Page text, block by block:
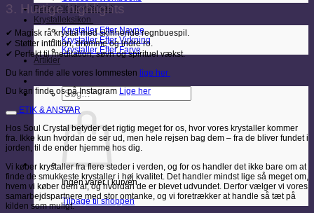
Personligt krystalsæt
Krystalleksikon
Krystaller Efter Navne
Krystaller Efter Virkning
Krystaller Efter Farve
Artikler
Søg
efter:
Ingen varer i kurven.
Tilbage til shoppen
3. Hurtige highlights
✔ Magisk rå krystal med skinnende regnbuespil.
✔ Støtter intuition, drømme og indre ro.
✔ Perfekt til meditation, søvn og spirituel vækst.
Du kan finde alle vores lommesten lige her
Du kan finde os på Instagram Lige her
ETIK & ANSVAR
Hos Soul Crystal betyder det rigtig meget for os, hvor vores krystaller kommer
fra. Ikke kun hvordan de ser ud, men hele rejsen bag dem – fra de bliver fundet i
jorden, til de ender hjemme hos dig.
Vi køber krystaller fra flere steder i verden, og for os handler det ikke bare om at
finde de smukkeste krystaller i høj kvalitet. Det handler mindst lige så meget om,
hvem vi køber dem af, og hvordan de er blevet udvundet. Derfor vælger vi vores
samarbejdspartnere med stor omtanke, og vi foretrækker at handle så tæt på
kilden som muligt.